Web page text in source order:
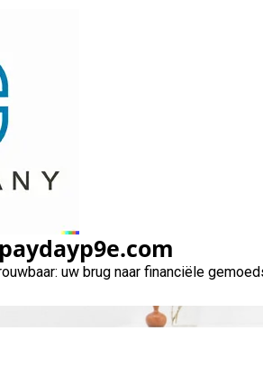
uw brug naar financiële